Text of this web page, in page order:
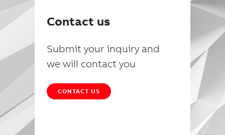
Contact us
Submit your inquiry and
we will contact you
CONTACT US